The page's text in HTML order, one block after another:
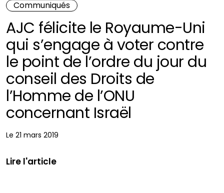
Communiqués
AJC félicite le Royaume-Uni
qui s’engage à voter contre
le point de l’ordre du jour du
conseil des Droits de
l’Homme de l’ONU
concernant Israël
Le 21 mars 2019
Lire l'article